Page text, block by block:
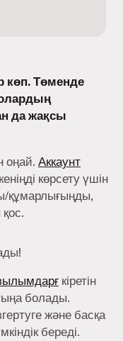
көп. Төменде
да жақсы
оңай. Аккаунт
көрсету үшін
құмарлығыңды,
кіретін
болады.
және басқа
береді.